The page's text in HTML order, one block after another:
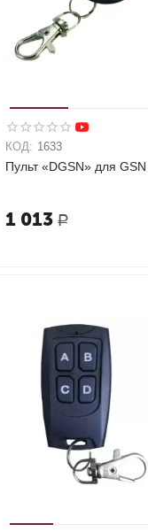
КОД: 1633
Пульт «DGSN» для GSN
1 013 Р